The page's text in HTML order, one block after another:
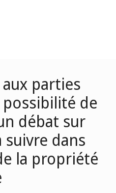
parties
de
débat sur
dans
la propriété